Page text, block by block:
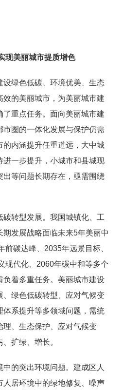
现美丽城市提质增色
设绿色低碳、环境优美、生态
的美丽城市，为美丽城市建
重点任务。面向美丽城市建
圈的一体化发展与保护仍需
的内涵提升任重道远，大中城
进一步提升，小城市和县城现
出等问题长期存在，亟需围绕
碳转型发展。我国城镇化、工
发展战略面临未来5年美丽中
前碳达峰、2035年远景目标、
现代化、2060年碳中和等多个
着多重任务。美丽城市建设
、绿色低碳转型、应对气候变
体系提升等多领域问题，需统
理、生态保护、应对气候变
扩绿、增长。
的突出环境问题。建成区人
人居环境中的绿地修复、噪声